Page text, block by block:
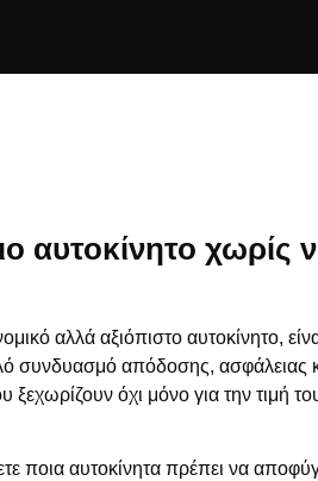
αυτοκίνητο χωρίς
αλλά αξιόπιστο αυτοκίνητο,
συνδυασμό απόδοσης, ασφάλειας
ξεχωρίζουν όχι μόνο για την τιμή
ποια αυτοκίνητα πρέπει να